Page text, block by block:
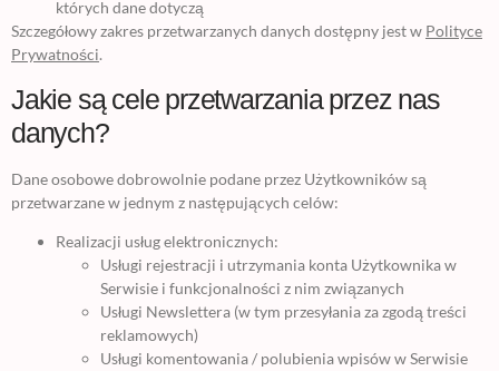
których dane dotyczą
Szczegółowy zakres przetwarzanych danych dostępny jest w Polityce
Prywatności.
Jakie są cele przetwarzania przez nas
danych?
Dane osobowe dobrowolnie podane przez Użytkowników są
przetwarzane w jednym z następujących celów:
Realizacji usług elektronicznych:
Usługi rejestracji i utrzymania konta Użytkownika w
Serwisie i funkcjonalności z nim związanych
Usługi Newslettera (w tym przesyłania za zgodą treści
reklamowych)
Usługi komentowania / polubienia wpisów w Serwisie